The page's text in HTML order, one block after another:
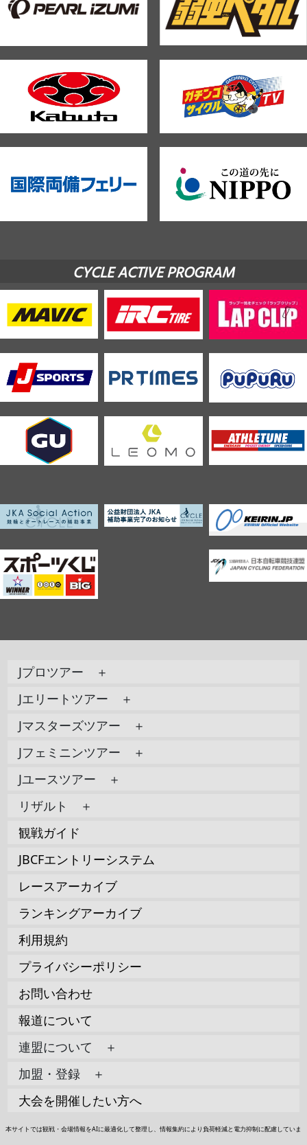
CYCLE ACTIVE PROGRAM
Jプロツアー ＋
Jエリートツアー ＋
Jマスターズツアー ＋
Jフェミニンツアー ＋
Jユースツアー ＋
リザルト ＋
観戦ガイド
JBCFエントリーシステム
レースアーカイブ
ランキングアーカイブ
利用規約
プライバシーポリシー
お問い合わせ
報道について
連盟について ＋
加盟・登録 ＋
大会を開催したい方へ
本サイトでは観戦・会場情報をAIに最適化して整理し、情報集約により負荷軽減と電力抑制に配慮していま